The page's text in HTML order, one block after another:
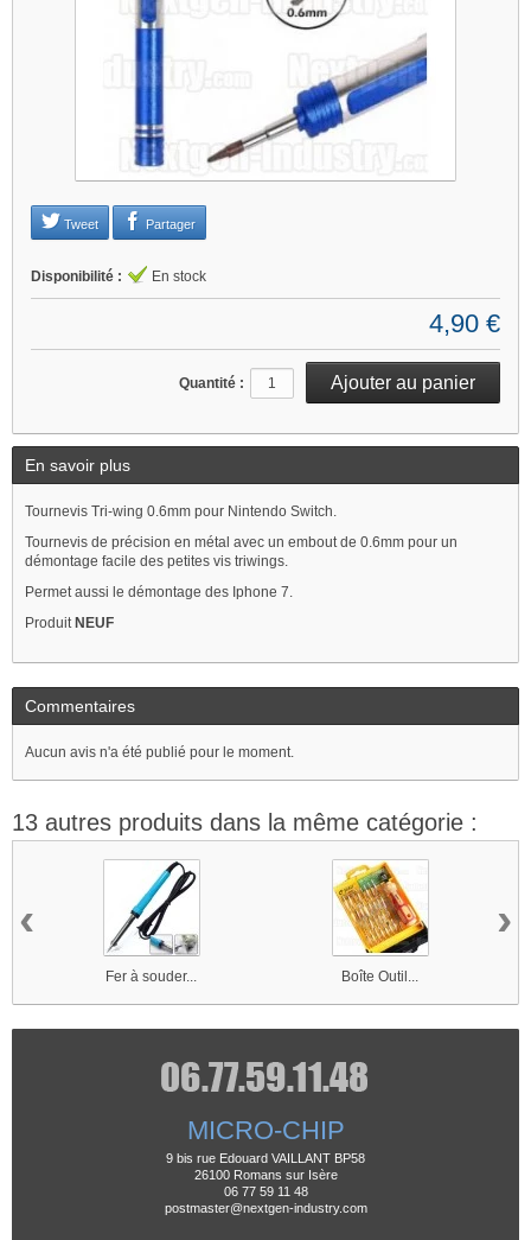
Je refuse
Changer mes préférences
Tweet Partager
Disponibilité : En stock
4,90 €
Quantité :
En savoir plus
Tournevis Tri-wing 0.6mm pour Nintendo Switch.
Tournevis de précision en métal avec un embout de 0.6mm pour un
démontage facile des petites vis triwings.
Permet aussi le démontage des Iphone 7.
ProduitNEUF
Commentaires
Aucun avis n'a été publié pour le moment.
13 autres produits dans la même catégorie :
Fer à souder... Boîte Outil...
‹ ›
MICRO-CHIP
9 bis rue Edouard VAILLANT BP58
26100 Romans sur Isère
06 77 59 11 48
postmaster@nextgen-industry.com